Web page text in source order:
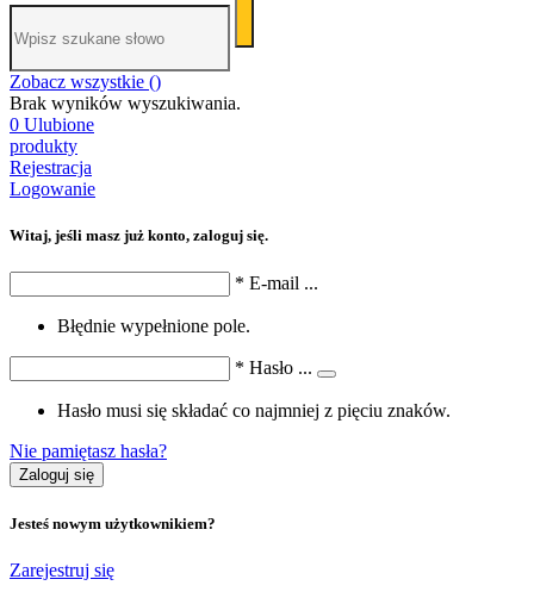
Zobacz wszystkie ()
Brak wyników wyszukiwania.
0 Ulubione
produkty
Rejestracja
Logowanie
Witaj, jeśli masz już konto, zaloguj się.
* E-mail ...
Błędnie wypełnione pole.
* Hasło ...
Hasło musi się składać co najmniej z pięciu znaków.
Nie pamiętasz hasła?
Zaloguj się
Jesteś nowym użytkownikiem?
Zarejestruj się